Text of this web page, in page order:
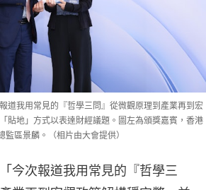
道我用常見的『哲學三問』從微觀原理到產業再到宏
貼地」方式以表達財經議題。圖左為頒獎嘉賓，香港
區景麟。（相片由大會提供）
今次報道我用常見的『哲學三